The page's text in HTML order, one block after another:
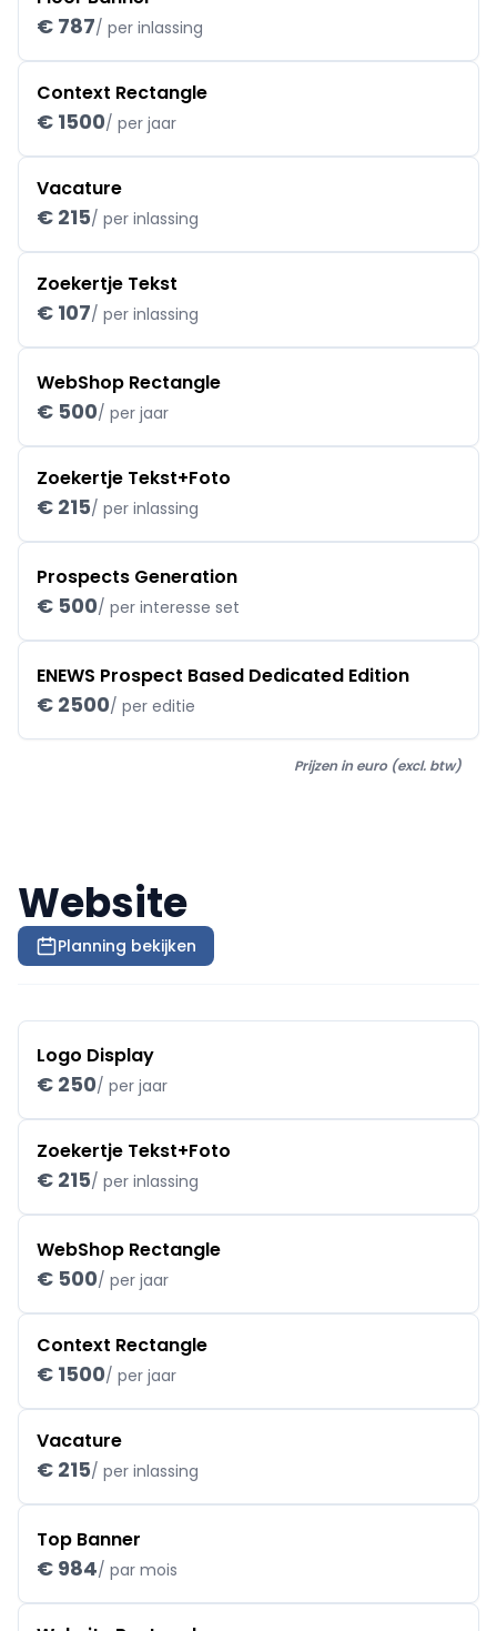
€ 787/ per inlassing
Context Rectangle
€ 1500/ per jaar
Vacature
€ 215/ per inlassing
Zoekertje Tekst
€ 107/ per inlassing
WebShop Rectangle
€ 500/ per jaar
Zoekertje Tekst+Foto
€ 215/ per inlassing
Prospects Generation
€ 500/ per interesse set
ENEWS Prospect Based Dedicated Edition
€ 2500/ per editie
Prijzen in euro (excl. btw)
Website
Planning bekijken
Logo Display
€ 250/ per jaar
Zoekertje Tekst+Foto
€ 215/ per inlassing
WebShop Rectangle
€ 500/ per jaar
Context Rectangle
€ 1500/ per jaar
Vacature
€ 215/ per inlassing
Top Banner
€ 984/ par mois